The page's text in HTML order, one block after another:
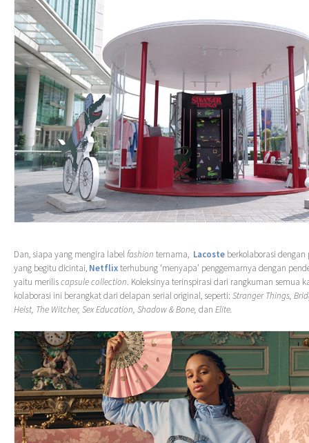
Dan, siapa yang mengira labelfashion ternama, Lacoste berkolaborasi
yang begitu dicintai, Netflixterhubung ‘menyapa’ penggemarnya dengan
yaitu meriliscapsule collection. Koleksinya terinspirasi dari rangkuman semua
kolaborasi ini berangkat dari delapan serial original, seperti: Stranger Things,
Heist, The Witcher, Sex Education, Shadow & Bone, dan Elite.